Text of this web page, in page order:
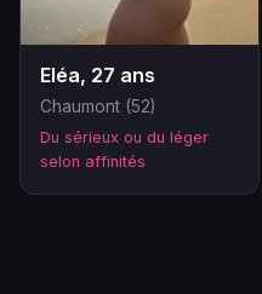
Eléa, 27 ans
Chaumont (52)
Du sérieux ou du léger
selon affinités